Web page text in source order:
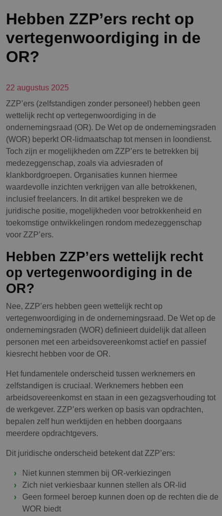
Hebben ZZP’ers recht op
vertegenwoordiging in de
OR?
22 augustus 2025
ZZP’ers (zelfstandigen zonder personeel) hebben geen
wettelijk recht op vertegenwoordiging in de
ondernemingsraad (OR). De Wet op de ondernemingsraden
(WOR) beperkt OR-lidmaatschap tot mensen in loondienst.
Toch zijn er mogelijkheden om ZZP’ers te betrekken bij
medezeggenschap, zoals via adviesraden of
klankbordgroepen. Organisaties kunnen hiermee
waardevolle inzichten verkrijgen van alle betrokkenen,
inclusief freelancers. In dit artikel bespreken we de
juridische positie, mogelijkheden voor betrokkenheid en
toekomstige ontwikkelingen rondom medezeggenschap
voor ZZP’ers.
Hebben ZZP’ers wettelijk recht
op vertegenwoordiging in de
OR?
Nee, ZZP’ers hebben geen wettelijk recht op
vertegenwoordiging in de ondernemingsraad. De Wet op de
ondernemingsraden (WOR) definieert duidelijk dat alleen
personen met een arbeidsovereenkomst actief en passief
kiesrecht hebben voor de OR.
Het fundamentele onderscheid tussen werknemers en
zelfstandigen is cruciaal. Werknemers hebben een
arbeidsovereenkomst en staan in een gezagsverhouding tot
de werkgever. ZZP’ers werken op basis van opdrachten,
bepalen zelf hun werktijden en hebben doorgaans
meerdere opdrachtgevers.
Dit juridische onderscheid betekent dat ZZP’ers:
Niet kunnen stemmen bij OR-verkiezingen
Zich niet verkiesbaar kunnen stellen als OR-lid
Geen formeel beroep kunnen doen op de rechten die de
WOR biedt